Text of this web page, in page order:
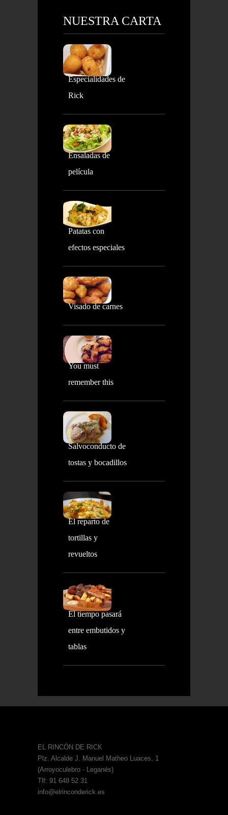
NUESTRA CARTA
Especialidades de
Rick
Ensaladas de
película
Patatas con
efectos especiales
Visado de carnes
You must
remember this
Salvoconducto de
tostas y bocadillos
El reparto de
tortillas y
revueltos
El tiempo pasará
entre embutidos y
tablas
EL RINCÓN DE RICK
Plz. Alcalde J. Manuel Matheo Luaces, 1
(Arroyoculebro - Leganés)
Tlf: 91 648 52 31
info@elrinconderick.es